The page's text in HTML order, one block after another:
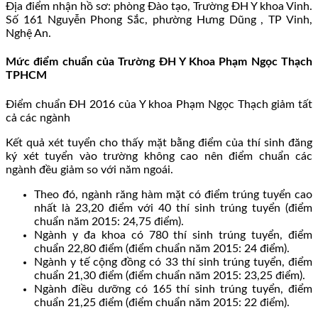
Địa điểm nhận hồ sơ: phòng Đào tạo, Trường ĐH Y khoa Vinh.
Số 161 Nguyễn Phong Sắc, phường Hưng Dũng , TP Vinh,
Nghệ An.
Mức điểm chuẩn của Trường ĐH Y Khoa Phạm Ngọc Thạch
TPHCM
Điểm chuẩn ĐH 2016 của Y khoa Phạm Ngọc Thạch giảm tất
cả các ngành
Kết quả xét tuyển cho thấy mặt bằng điểm của thí sinh đăng
ký xét tuyển vào trường không cao nên điểm chuẩn các
ngành đều giảm so với năm ngoái.
Theo đó, ngành răng hàm mặt có điểm trúng tuyển cao
nhất là 23,20 điểm với 40 thí sinh trúng tuyển (điểm
chuẩn năm 2015: 24,75 điểm).
Ngành y đa khoa có 780 thí sinh trúng tuyển, điểm
chuẩn 22,80 điểm (điểm chuẩn năm 2015: 24 điểm).
Ngành y tế cộng đồng có 33 thí sinh trúng tuyển, điểm
chuẩn 21,30 điểm (điểm chuẩn năm 2015: 23,25 điểm).
Ngành điều dưỡng có 165 thí sinh trúng tuyển, điểm
chuẩn 21,25 điểm (điểm chuẩn năm 2015: 22 điểm).